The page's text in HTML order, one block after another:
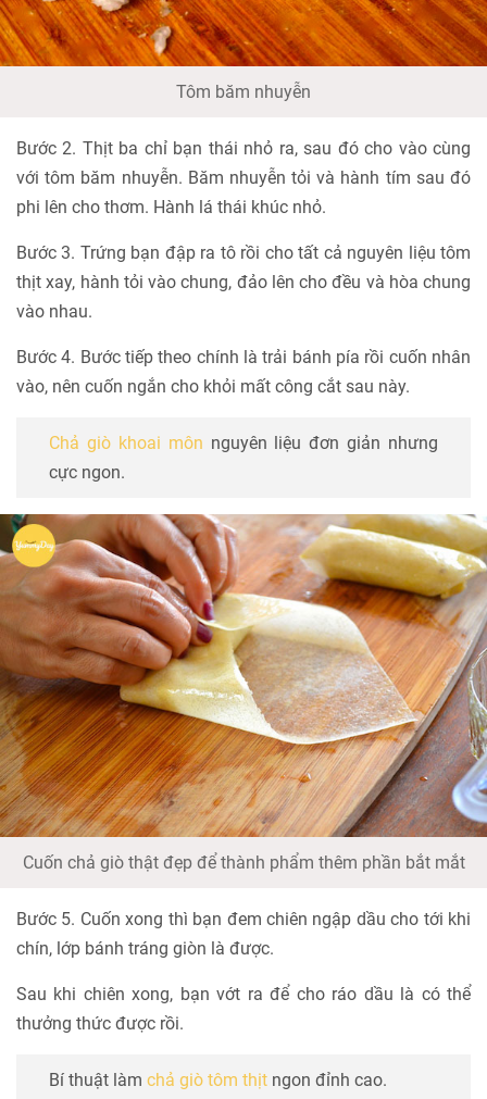
Tôm băm nhuyễn
Bước 2. Thịt ba chỉ bạn thái nhỏ ra, sau đó cho vào cùng
với tôm băm nhuyễn. Băm nhuyễn tỏi và hành tím sau đó
phi lên cho thơm. Hành lá thái khúc nhỏ.
Bước 3. Trứng bạn đập ra tô rồi cho tất cả nguyên liệu tôm
thịt xay, hành tỏi vào chung, đảo lên cho đều và hòa chung
vào nhau.
Bước 4. Bước tiếp theo chính là trải bánh pía rồi cuốn nhân
vào, nên cuốn ngắn cho khỏi mất công cắt sau này.
Chả giò khoai môn nguyên liệu đơn giản nhưng
cực ngon.
Cuốn chả giò thật đẹp để thành phẩm thêm phần bắt mắt
Bước 5. Cuốn xong thì bạn đem chiên ngập dầu cho tới khi
chín, lớp bánh tráng giòn là được.
Sau khi chiên xong, bạn vớt ra để cho ráo dầu là có thể
thưởng thức được rồi.
Bí thuật làm chả giò tôm thịt ngon đỉnh cao.